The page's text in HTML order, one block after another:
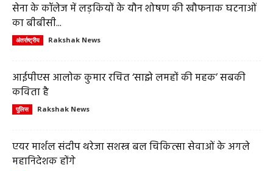
सेना के कॉलेज में लड़कियों के यौन शोषण की खौफनाक घटनाओं
का बीबीसी...
अंतर्राष्ट्रीय Rakshak News
आईपीएस आलोक कुमार रचित ‘साझे लमहों की महक’ सबकी
कविता है
पुलिस Rakshak News
एयर मार्शल संदीप थरेजा सशस्त्र बल चिकित्सा सेवाओं के अगले
महानिदेशक होंगे